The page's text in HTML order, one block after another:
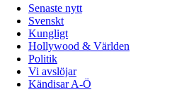
Senaste nytt
Svenskt
Kungligt
Hollywood & Världen
Politik
Vi avslöjar
Kändisar A-Ö